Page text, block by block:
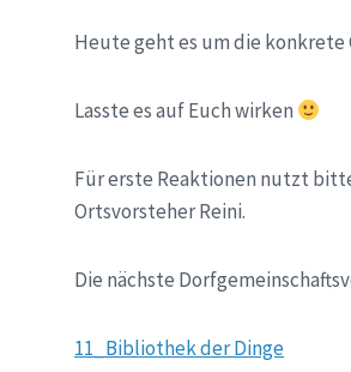
Heute geht es um die
Lasste es auf Euch wirken
Für erste Reaktionen nutzt
Ortsvorsteher Reini.
Die nächste
11_Bibliothek der Dinge